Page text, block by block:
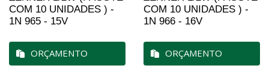
COM 10 UNIDADES ) -
1N 965 - 15V
ORÇAMENTO
COM 10 UNIDADES ) -
1N 966 - 16V
ORÇAMENTO